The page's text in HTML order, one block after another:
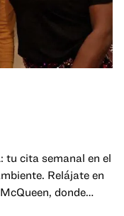
tu cita semanal en el
Relájate en
donde